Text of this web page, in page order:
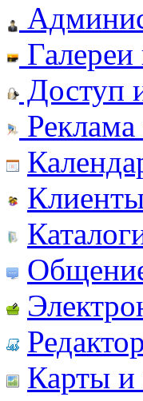
Доступ
Реклама
Карты и